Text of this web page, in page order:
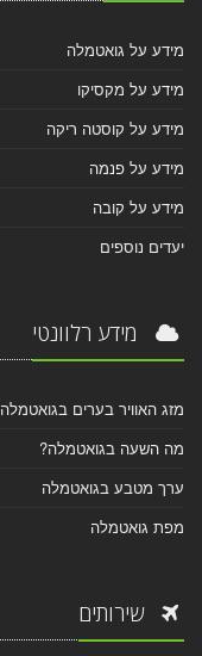
מידע על גואטמלה
מידע על מקסיקו
מידע על קוסטה ריקה
מידע על פנמה
מידע על קובה
יעדים נוספים
מידע רלוונטי
מזג האוויר בערים בגואטמלה
מה השעה בגואטמלה?
ערך מטבע בגואטמלה
מפת גואטמלה
שירותים